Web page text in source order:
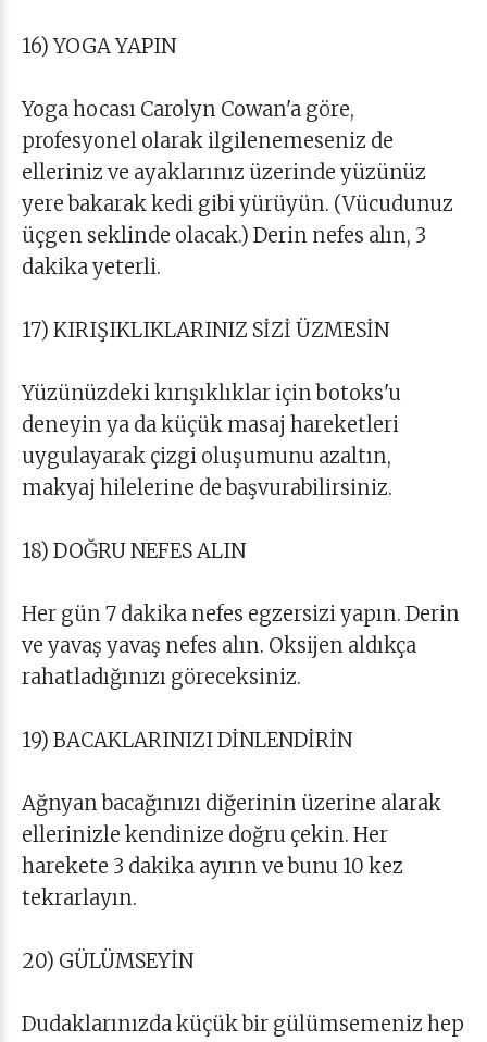
16) YOGA YAPIN
Yoga hocası Carolyn Cowan'a göre,
profesyonel olarak ilgilenemeseniz de
elleriniz ve ayaklarınız üzerinde yüzünüz
yere bakarak kedi gibi yürüyün. (Vücudunuz
üçgen seklinde olacak.) Derin nefes alın, 3
dakika yeterli.
17) KIRIŞIKLIKLARINIZ SİZİ ÜZMESİN
Yüzünüzdeki kırışıklıklar için botoks'u
deneyin ya da küçük masaj hareketleri
uygulayarak çizgi oluşumunu azaltın,
makyaj hilelerine de başvurabilirsiniz.
18) DOĞRU NEFES ALIN
Her gün 7 dakika nefes egzersizi yapın. Derin
ve yavaş yavaş nefes alın. Oksijen aldıkça
rahatladığınızı göreceksiniz.
19) BACAKLARINIZI DİNLENDİRİN
Ağnyan bacağınızı diğerinin üzerine alarak
ellerinizle kendinize doğru çekin. Her
harekete 3 dakika ayırın ve bunu 10 kez
tekrarlayın.
20) GÜLÜMSEYİN
Dudaklarınızda küçük bir gülümsemeniz hep